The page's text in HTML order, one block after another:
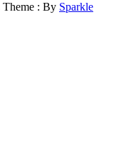
: By Sparkle